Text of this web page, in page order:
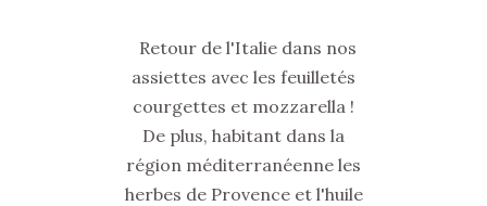
Retour de l'Italie dans nos
assiettes avec les feuilletés
courgettes et mozzarella !
De plus, habitant dans la
région méditerranéenne les
herbes de Provence et l'huile